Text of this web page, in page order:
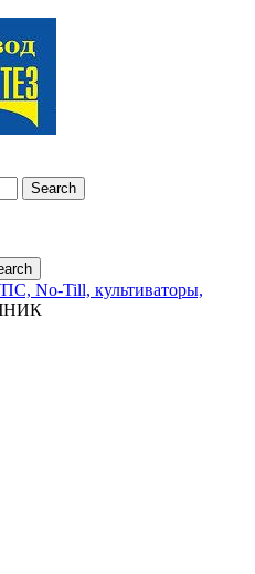
Search
No-Till, культиваторы,